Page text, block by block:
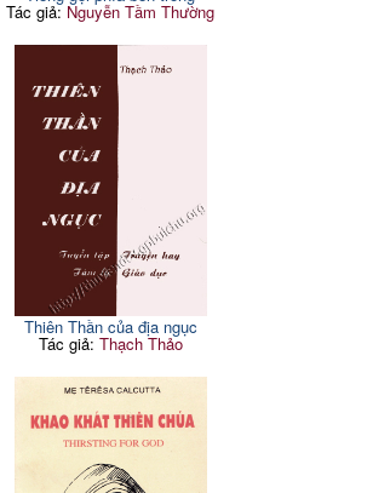
Tác giả: Nguyễn Tầm Thường
Thiên Thần của địa ngục
Tác giả: Thạch Thảo